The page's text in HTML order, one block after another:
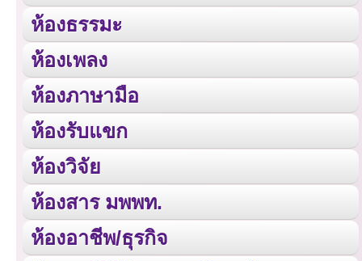
ห้องธรรมะ
ห้องเพลง
ห้องภาษามือ
ห้องรับแขก
ห้องวิจัย
ห้องสาร มพพท.
ห้องอาชีพ/ธุรกิจ